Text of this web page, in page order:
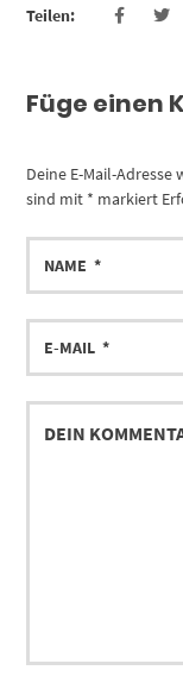
Teilen:
Füge einen
Deine E-Mail-
sind mit * markiert